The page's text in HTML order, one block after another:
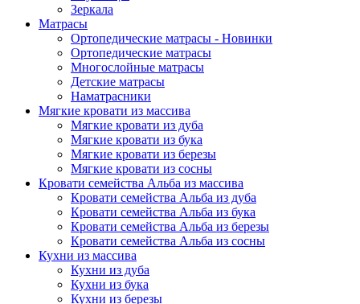
Зеркала
Матрасы
Ортопедические матрасы - Новинки
Ортопедические матрасы
Многослойные матрасы
Детские матрасы
Наматрасники
Мягкие кровати из массива
Мягкие кровати из дуба
Мягкие кровати из бука
Мягкие кровати из березы
Мягкие кровати из сосны
Кровати семейства Альба из массива
Кровати семейства Альба из дуба
Кровати семейства Альба из бука
Кровати семейства Альба из березы
Кровати семейства Альба из сосны
Кухни из массива
Кухни из дуба
Кухни из бука
Кухни из березы